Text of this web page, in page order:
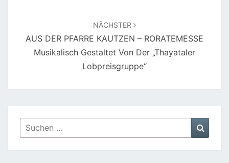
NÄCHSTER
AUS DER PFARRE KAUTZEN – RORATEMESSE
Musikalisch Gestaltet Von Der „Thayataler
Lobpreisgruppe“
Suchen
nach: